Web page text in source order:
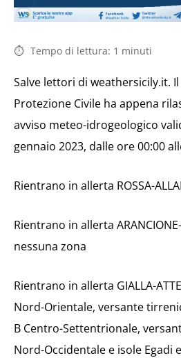
Tempo di lettura: 1 minuti
Salve lettori di weathersicily.it.
Protezione Civile ha appena
avviso meteo-idrogeologico
gennaio 2023, dalle ore 00:00
Rientrano in allerta ROSSA-
Rientrano in allerta ARANCIONE-
nessuna zona
Rientrano in allerta GIALLA-
Nord-Orientale, versante
B Centro-Settentrionale,
Nord-Occidentale e isole Egadi